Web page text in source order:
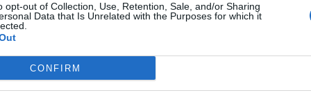
opt-out of Collection, Use, Retention, Sale, and/or Sharing
Data that Is Unrelated with the Purposes for which it
CONFIRM
Άμεση